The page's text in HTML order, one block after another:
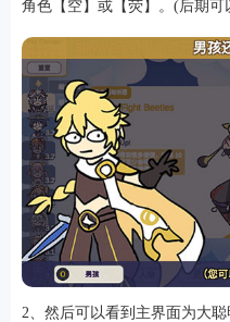
角色【空】或【荧】。(后期可
2、然后可以看到主界面为大